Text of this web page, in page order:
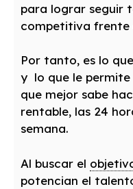
para lograr seguir
competitiva frente
Por tanto, es lo
y lo que le
que mejor sabe
rentable, las 24
semana.
Al buscar el
potencian el